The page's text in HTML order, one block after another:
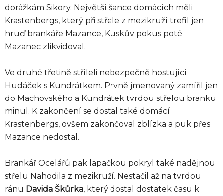
dorážkám Sikory. Největší šance domácích měli
Krastenbergs, který při střele z mezikruží trefil jen
hruď brankáře Mazance, Kuskův pokus poté
Mazanec zlikvidoval.
Ve druhé třetině stříleli nebezpečně hostující
Hudáček s Kundrátkem. Prvně jmenovaný zamířil jen
do Machovského a Kundrátek tvrdou střelou branku
minul. K zakončení se dostal také domácí
Krastenbergs, ovšem zakončoval zblízka a puk přes
Mazance nedostal.
Brankář Ocelářů pak lapačkou pokryl také nadějnou
střelu Nahodila z mezikruží. Nestačil až na tvrdou
ránu Davida Škůrka, který dostal dostatek času k